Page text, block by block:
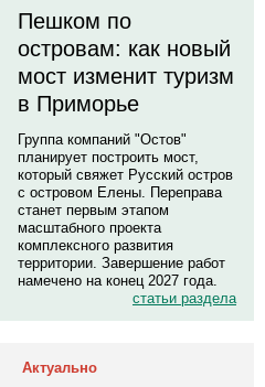
Пешком по
островам: как новый
мост изменит туризм
в Приморье
Группа компаний "Остов"
планирует построить мост,
который свяжет Русский остров
с островом Елены. Переправа
станет первым этапом
масштабного проекта
комплексного развития
территории. Завершение работ
намечено на конец 2027 года.
статьи раздела
Актуально